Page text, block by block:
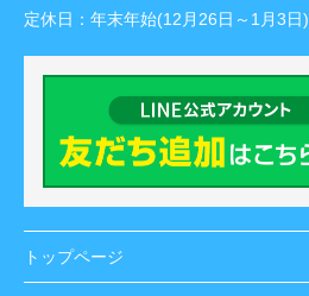
定休日： 年末年始(12月26日～1月3日)
トップページ